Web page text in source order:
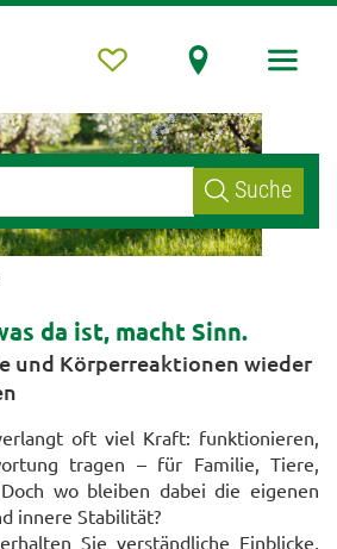
Suche
da ist, macht Sinn.
und Körperreaktionen wieder
oft viel Kraft: funktionieren,
tragen – für Familie, Tiere,
wo bleiben dabei die eigenen
innere Stabilität?
Sie verständliche Einblicke,